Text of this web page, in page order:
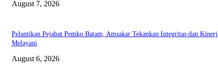
August 7, 2026
Pelantikan Pejabat Pemko Batam, Amsakar Tekankan Integritas dan
Melayani
August 6, 2026